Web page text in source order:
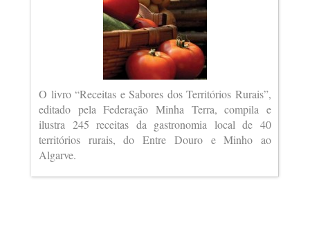
O livro “Receitas e Sabores dos Territórios Rurais”,
editado pela Federação Minha Terra, compila e
ilustra 245 receitas da gastronomia local de 40
territórios rurais, do Entre Douro e Minho ao
Algarve.